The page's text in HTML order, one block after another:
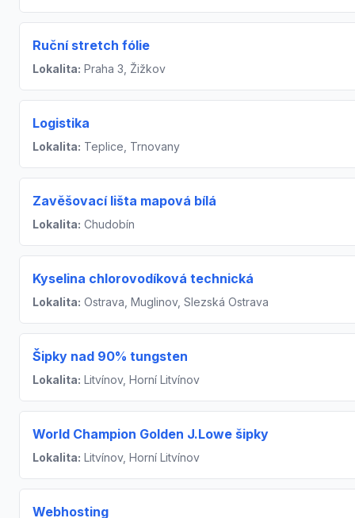
Ruční stretch fólie
Lokalita: Praha 3, Žižkov
Logistika
Lokalita: Teplice, Trnovany
Zavěšovací lišta mapová bílá
Lokalita: Chudobín
Kyselina chlorovodíková technická
Lokalita: Ostrava, Muglinov, Slezská Ostrava
Šipky nad 90% tungsten
Lokalita: Litvínov, Horní Litvínov
World Champion Golden J.Lowe šipky
Lokalita: Litvínov, Horní Litvínov
Webhosting